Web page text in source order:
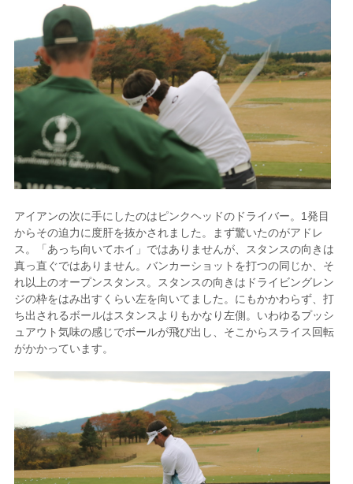
アイアンの次に手にしたのはピンクヘッドのドライバー。1発目
からその迫力に度肝を抜かされました。まず驚いたのがアドレ
ス。「あっち向いてホイ」ではありませんが、スタンスの向きは
真っ直ぐではありません。バンカーショットを打つの同じか、そ
れ以上のオープンスタンス。スタンスの向きはドライビングレン
ジの枠をはみ出すくらい左を向いてました。にもかかわらず、打
ち出されるボールはスタンスよりもかなり左側。いわゆるプッシ
ュアウト気味の感じでボールが飛び出し、そこからスライス回転
がかかっています。